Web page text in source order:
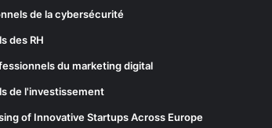
de la cybersécurité
des RH
du marketing digital
de l'investissement
of Innovative Startups Across Europe